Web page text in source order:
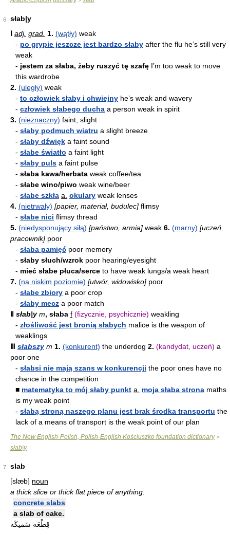
6
słab|y
Ⅰ adj. grad. 1. (wątły) weak
- po grypie jeszcze jest bardzo słaby after the flu he’s still very
weak
- jestem za słaba, żeby ruszyć tę szafę I’m too weak to move
this wardrobe
2. (uległy) weak
- to człowiek słaby i chwiejny he’s weak and wavery
- człowiek słabego ducha a person weak in spirit
3. (nieznaczny) faint, slight
- słaby podmuch wiatru a slight breeze
- słaby dźwięk a faint sound
- słabe światło a faint light
- słaby puls a faint pulse
- słaba kawa/herbata weak coffee/tea
- słabe wino/piwo weak wine/beer
- słabe szkła a. okulary weak lenses
4. (nietrwały) [papier, materiał, budulec] flimsy
- słabe nici flimsy thread
5. (niedysponujący siłą) [państwo, armia] weak 6. (marny) [uczeń,
pracownik] poor
- słaba pamięć poor memory
- słaby słuch/wzrok poor hearing/eyesight
- mieć słabe płuca/serce to have weak lungs/a weak heart
7. (na niskim poziomie) [utwór, widowisko] poor
- słabe zbiory a poor crop
- słaby mecz a poor match
Ⅱ słab|ym, słaba f (fizycznie, psychicznie) weakling
- złośliwość jest bronią słabych malice is the weapon of
weaklings
Ⅲ słabszym 1. (konkurent) the underdog 2. (kandydat, uczeń) a
poor one
- słabsi nie mają szans w konkurencji the poor ones have no
chance in the competition
■ matematyka to mój słaby punkt a. moja słaba strona maths
is my weak point
- słabą stroną naszego planu jest brak środka transportu the
lack of a means of transport is the weak point of our plan
The New English-Polish, Polish-English Kościuszko foundation dictionary>
słab|y
7
slab
[slæb] noun
a thick slice or thick flat piece of anything:
concrete slabs
a slab of cake.
قِطْعَه سَميكَه